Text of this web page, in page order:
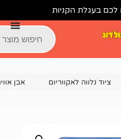
אבן אוויר / פס אוויר